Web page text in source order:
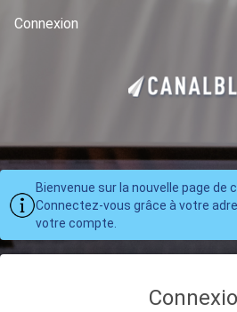
Connexion
Bienvenue sur la nouvelle page de
Connectez-vous grâce à votre
votre compte.